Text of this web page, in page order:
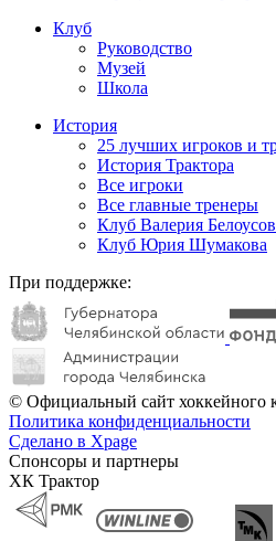
Клуб
Руководство
Музей
Школа
История
25 лучших игроков и
История Трактора
Все игроки
Все главные тренеры
Клуб Валерия
Клуб Юрия Шумакова
При поддержке:
© Официальный сайт хоккейного
Политика конфиденциальности
Сделано в Xpage
Спонсоры и партнеры
ХК Трактор